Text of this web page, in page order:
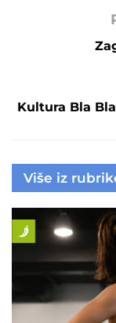
Kultura Bla
Više iz